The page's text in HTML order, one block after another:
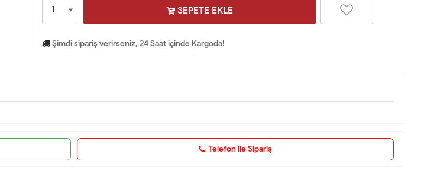
SEPETE EKLE
Şimdi sipariş verirseniz, 24 Saat içinde Kargoda!
Telefon ile Sipariş